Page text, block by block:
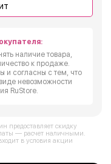
наличие товара,
к продаже.
и согласны с тем, что
невозможности
RuStore.
предоставляет скидку
— расчет наличными.
в условия акции